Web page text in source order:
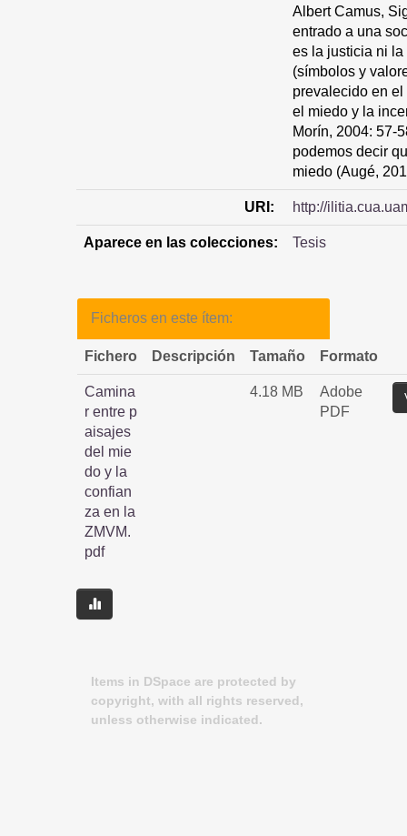
Albert Camus,
entrado a una
es la justicia ni
(símbolos y
prevalecido en
el miedo y la
Morín, 2004: 57-
podemos decir
miedo (Augé,
URI: http://
Aparece en las colecciones: Tesis
Ficheros en este ítem:
Fichero Descripción Tamaño Formato
Camina
r entre p
aisajes
del mie
do y la
confian
za en la
ZMVM.
pdf
4.18 MB
Adobe
PDF
Items in DSpace are protected by
copyright, with all rights reserved,
unless otherwise indicated.